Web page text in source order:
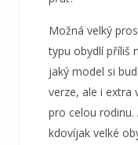
Možná velký
typu obydlí příliš
jaký model si
verze, ale i extra
pro celou
kdovíjak velké